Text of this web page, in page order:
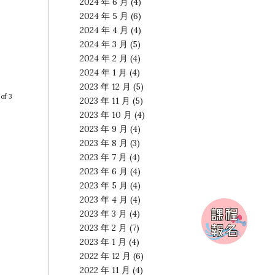
3
2024 年 5 月 (6)
2024 年 4 月 (4)
2024 年 3 月 (5)
2024 年 2 月 (4)
2024 年 1 月 (4)
2023 年 12 月 (5)
2023 年 11 月 (5)
2023 年 10 月 (4)
2023 年 9 月 (4)
2023 年 8 月 (3)
2023 年 7 月 (4)
2023 年 6 月 (4)
2023 年 5 月 (4)
2023 年 4 月 (4)
2023 年 3 月 (4)
2023 年 2 月 (7)
2023 年 1 月 (4)
2022 年 12 月 (6)
2022 年 11 月 (4)